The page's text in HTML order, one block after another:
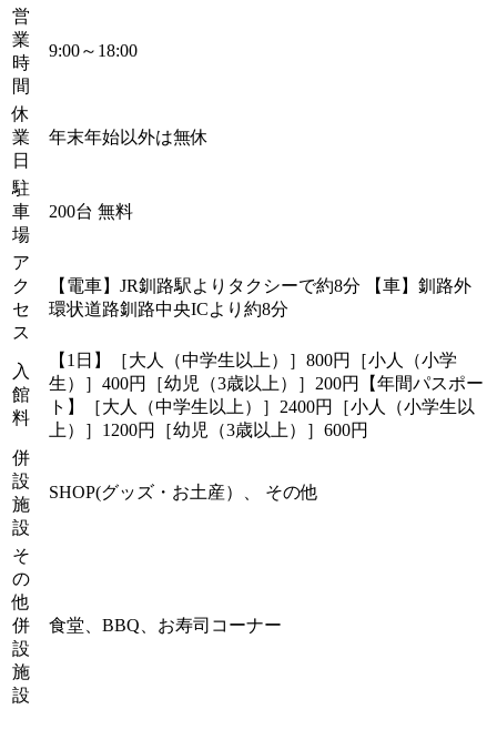
営
業
時
間
9:00～18:00
休
業
日
年末年始以外は無休
駐
車
場
200台 無料
ア
ク
セ
ス
【電車】JR釧路駅よりタクシーで約8分 【車】釧路外
環状道路釧路中央ICより約8分
入
館
料
【1日】［大人（中学生以上）］800円［小人（小学
生）］400円［幼児（3歳以上）］200円【年間パスポー
ト】［大人（中学生以上）］2400円［小人（小学生以
上）］1200円［幼児（3歳以上）］600円
併
設
施
設
SHOP(グッズ・お土産）、 その他
そ
の
他
併
設
施
設
食堂、BBQ、お寿司コーナー